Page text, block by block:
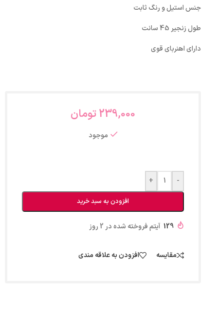
جنس استیل و رنگ ثابت
طول زنجیر 45 سانت
دارای اهنربای قوی
239,000تومان
موجود
-
+
افزودن به سبد خرید
129 آیتم فروخته شده در 2 روز
مقایسه افزودن به علاقه مندی